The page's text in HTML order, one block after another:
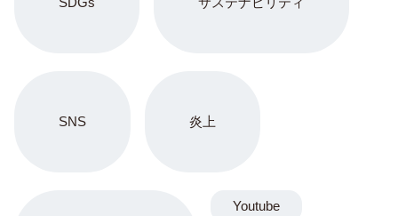
SNS 炎上
Youtube